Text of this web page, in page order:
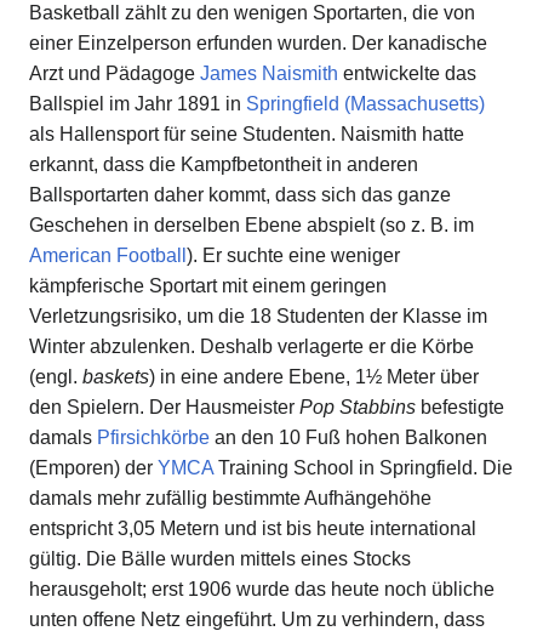
Basketball zählt zu den wenigen Sportarten, die von
einer Einzelperson erfunden wurden. Der kanadische
Arzt und Pädagoge James Naismith entwickelte das
Ballspiel im Jahr 1891 in Springfield (Massachusetts)
als Hallensport für seine Studenten. Naismith hatte
erkannt, dass die Kampfbetontheit in anderen
Ballsportarten daher kommt, dass sich das ganze
Geschehen in derselben Ebene abspielt (so z. B. im
American Football ). Er suchte eine weniger
kämpferische Sportart mit einem geringen
Verletzungsrisiko, um die 18 Studenten der Klasse im
Winter abzulenken. Deshalb verlagerte er die Körbe
(engl. baskets) in eine andere Ebene, 1½ Meter über
den Spielern. Der Hausmeister Pop Stabbins befestigte
damals Pfirsichkörbe an den 10 Fuß hohen Balkonen
(Emporen) der YMCA Training School in Springfield. Die
damals mehr zufällig bestimmte Aufhängehöhe
entspricht 3,05 Metern und ist bis heute international
gültig. Die Bälle wurden mittels eines Stocks
herausgeholt; erst 1906 wurde das heute noch übliche
unten offene Netz eingeführt. Um zu verhindern, dass